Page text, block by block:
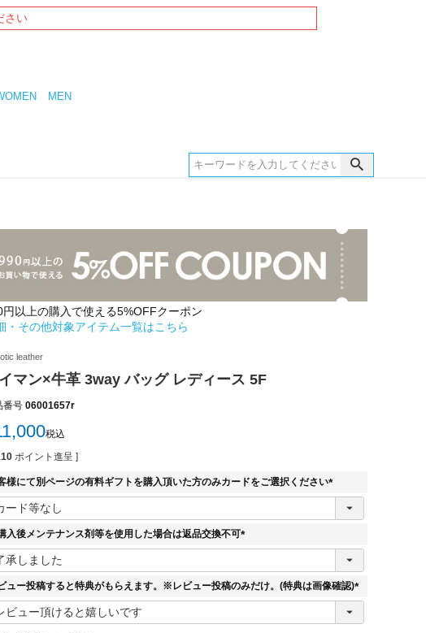
さい
MEN
円以上の購入で使える5%OFFクーポン
・その他対象アイテム一覧はこちら
leather
マン×牛革 3way バッグ レディース 5F
番号 06001657r
税込
ポイント進呈 ]
様にて別ページの有料ギフトを購入頂いた方のみカードをご選択ください
(
入後メンテナンス剤等を使用した場合は返品交換不可
(
須
ュー投稿すると特典がもらえます。※レビュー投稿のみだけ。(特典は画像確認)
(